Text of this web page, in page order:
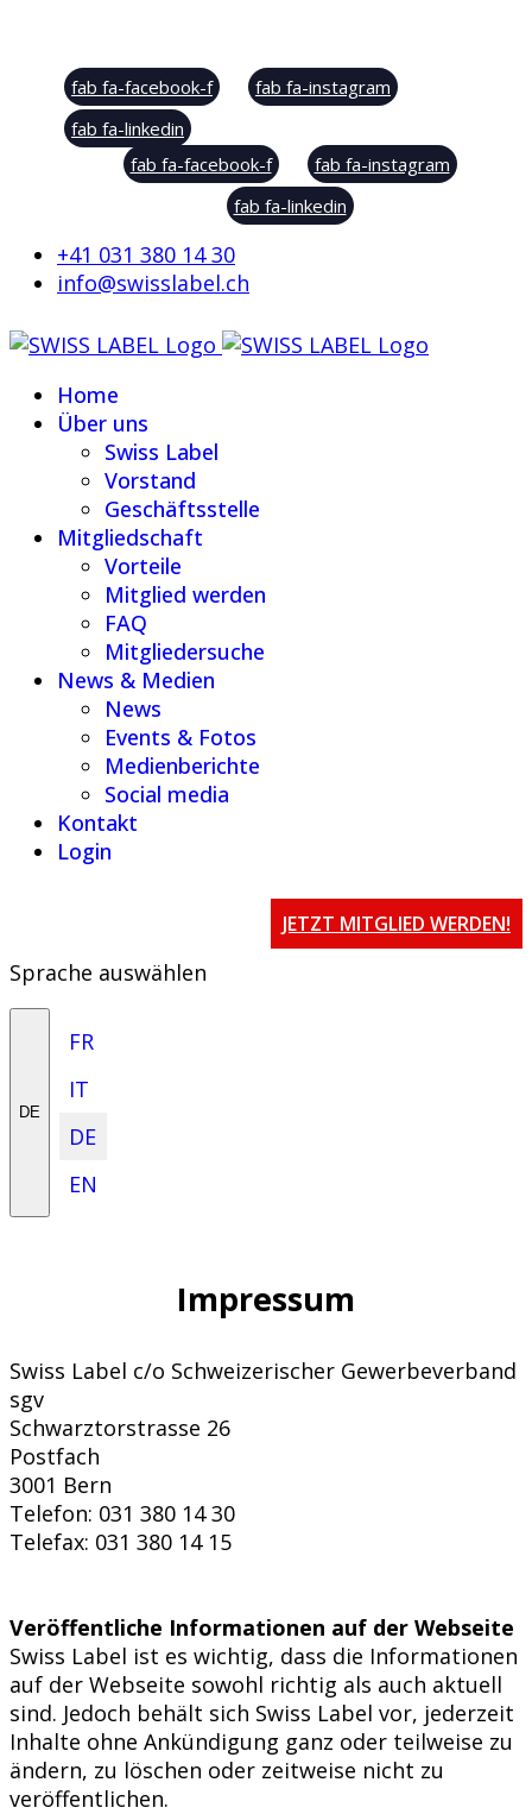
fab fa-facebook-f
fab fa-instagram
fab fa-linkedin
fab fa-facebook-f
fab fa-instagram
fab fa-linkedin
+41 031 380 14 30
info@swisslabel.ch
Home
Über uns
Swiss Label
Vorstand
Geschäftsstelle
Mitgliedschaft
Vorteile
Mitglied werden
FAQ
Mitgliedersuche
News & Medien
News
Events & Fotos
Medienberichte
Social media
Kontakt
Login
JETZT MITGLIED WERDEN!
Sprache auswählen
DE
FR
IT
DE
EN
Impressum
Swiss Label c/o Schweizerischer Gewerbeverband
sgv
Schwarztorstrasse 26
Postfach
3001 Bern
Telefon: 031 380 14 30
Telefax: 031 380 14 15
Veröffentliche Informationen auf der Webseite
Swiss Label ist es wichtig, dass die Informationen
auf der Webseite sowohl richtig als auch aktuell
sind. Jedoch behält sich Swiss Label vor, jederzeit
Inhalte ohne Ankündigung ganz oder teilweise zu
ändern, zu löschen oder zeitweise nicht zu
veröffentlichen.